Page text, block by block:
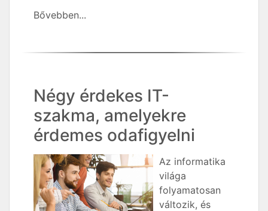
Bővebben...
Négy érdekes IT-
szakma, amelyekre
érdemes odafigyelni
Az informatika
világa
folyamatosan
változik, és